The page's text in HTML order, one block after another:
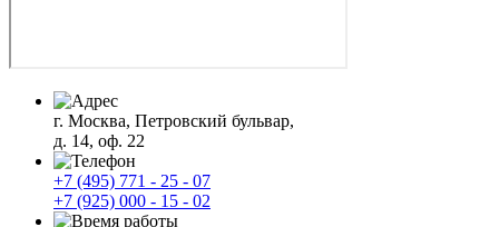
г. Москва, Петровский бульвар,
д. 14, оф. 22
+7 (495) 771 - 25 - 07
+7 (925) 000 - 15 - 02